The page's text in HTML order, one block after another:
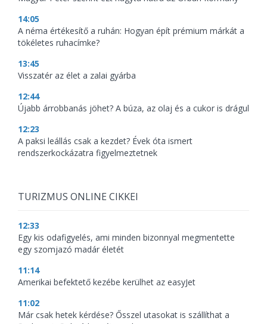
14:05
A néma értékesítő a ruhán: Hogyan épít prémium márkát a
tökéletes ruhacímke?
13:45
Visszatér az élet a zalai gyárba
12:44
Újabb árrobbanás jöhet? A búza, az olaj és a cukor is drágul
12:23
A paksi leállás csak a kezdet? Évek óta ismert
rendszerkockázatra figyelmeztetnek
TURIZMUS ONLINE CIKKEI
12:33
Egy kis odafigyelés, ami minden bizonnyal megmentette
egy szomjazó madár életét
11:14
Amerikai befektető kezébe kerülhet az easyJet
11:02
Már csak hetek kérdése? Ősszel utasokat is szállíthat a